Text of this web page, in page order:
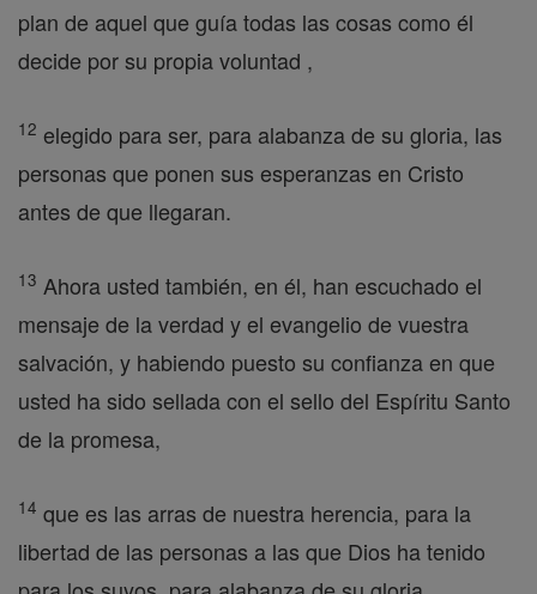
plan de aquel que guía todas las cosas como él
decide por su propia voluntad ,
12 elegido para ser, para alabanza de su gloria, las
personas que ponen sus esperanzas en Cristo
antes de que llegaran.
13 Ahora usted también, en él, han escuchado el
mensaje de la verdad y el evangelio de vuestra
salvación, y habiendo puesto su confianza en que
usted ha sido sellada con el sello del Espíritu Santo
de la promesa,
14 que es las arras de nuestra herencia, para la
libertad de las personas a las que Dios ha tenido